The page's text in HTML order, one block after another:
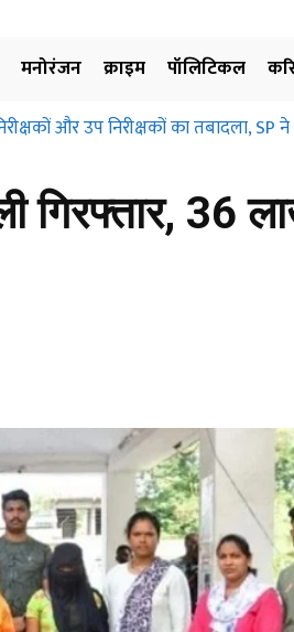
मनोरंजन क्राइम पॉलिटिकल
और उप निरीक्षकों का तबादला,
36